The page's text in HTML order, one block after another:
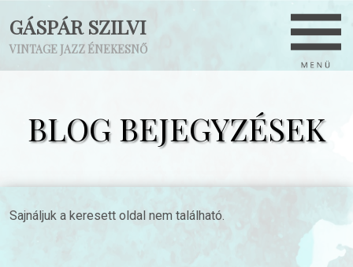
GÁSPÁR SZILVI
VINTAGE JAZZ ÉNEKESNŐ
BLOG BEJEGYZÉSEK
Sajnáljuk a keresett oldal nem található.